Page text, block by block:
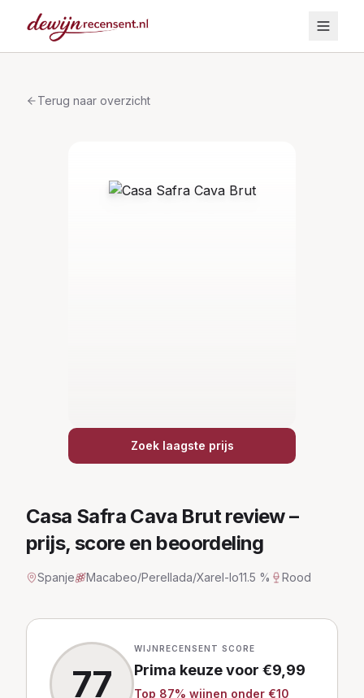
Terug naar overzicht
Zoek laagste prijs
Casa Safra Cava Brutreview –
prijs, score en beoordeling
Spanje Macabeo/Perellada/Xarel-lo11.5 % Rood
77
WIJNRECENSENT SCORE
Prima keuzevoor €9,99
Top 87% wijnen onder €10